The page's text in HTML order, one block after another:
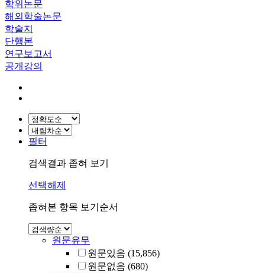
학위논문
해외학술논문
학술지
단행본
연구보고서
공개강의
필터
검색결과 좁혀 보기
선택해제
좁혀본 항목 보기순서
원문유무
원문있음 (15,856)
원문없음 (680)